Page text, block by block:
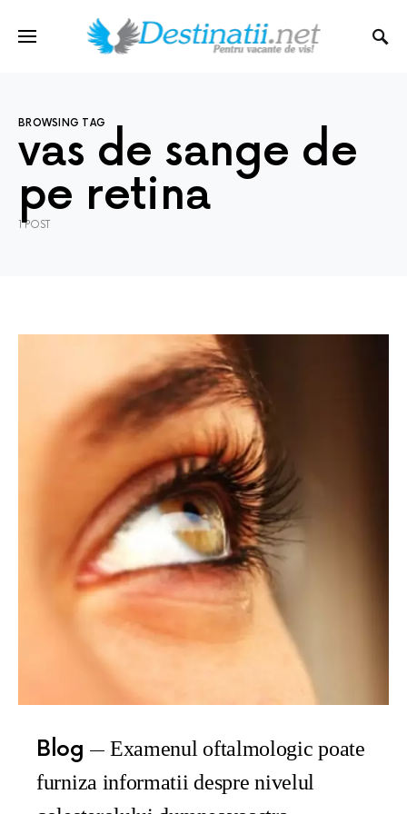
BROWSING TAG
vas de sange de
pe retina
1 POST
Blog
Examenul oftalmologic poate
furniza informatii despre nivelul